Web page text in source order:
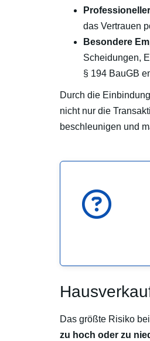
das Vertrauen
Besondere
Scheidungen,
§ 194 BauGB
Durch die
nicht nur die
beschleunigen und
Das größte Risiko
zu hoch oder zu